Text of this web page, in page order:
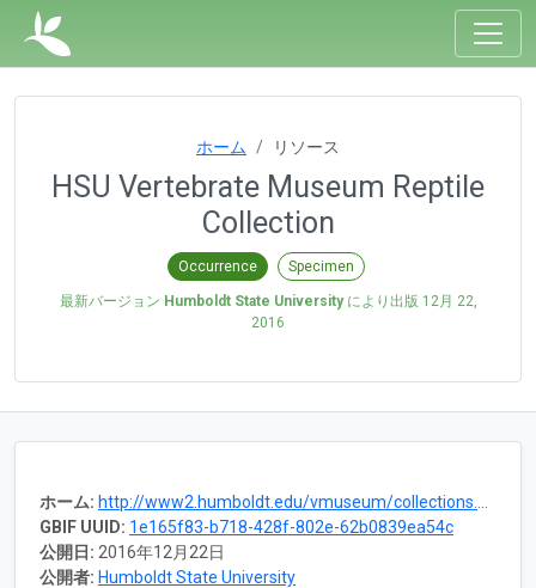
ホーム リソース
HSU Vertebrate Museum Reptile
Collection
Occurrence Specimen
最新バージョン Humboldt State Universityにより出版 12月 22,
2016
ホーム: http://www2.humboldt.edu/vmuseum/collections.html
GBIF UUID: 1e165f83-b718-428f-802e-62b0839ea54c
公開日: 2016年12月22日
公開者: Humboldt State University